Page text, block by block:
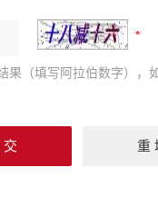
果（填写阿拉伯数字），